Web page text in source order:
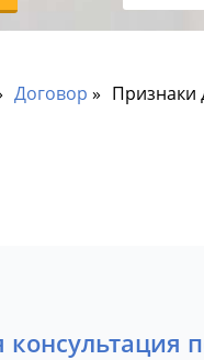
Договор Признаки